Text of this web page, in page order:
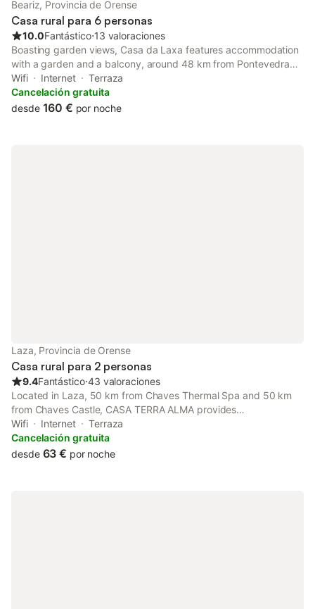
Beariz, Provincia de Orense
Casa rural para 6 personas
10.0Fantástico⋅13 valoraciones
Boasting garden views, Casa da Laxa features accommodation
with a garden and a balcony, around 48 km from Pontevedra
Railway Station. This property offers access to a terrace, free
private parking and free WiFi.
Wifi Internet
Terraza
Cancelación gratuita
desde 160 € por noche
Laza, Provincia de Orense
Casa rural para 2 personas
9.4Fantástico⋅43 valoraciones
Located in Laza, 50 km from Chaves Thermal Spa and 50 km
from Chaves Castle, CASA TERRA ALMA provides
accommodation with free WiFi, a garden, mountain views, and
access to spa facilities and wellness packages.
Wifi Internet
Terraza
Cancelación gratuita
desde 63 € por noche